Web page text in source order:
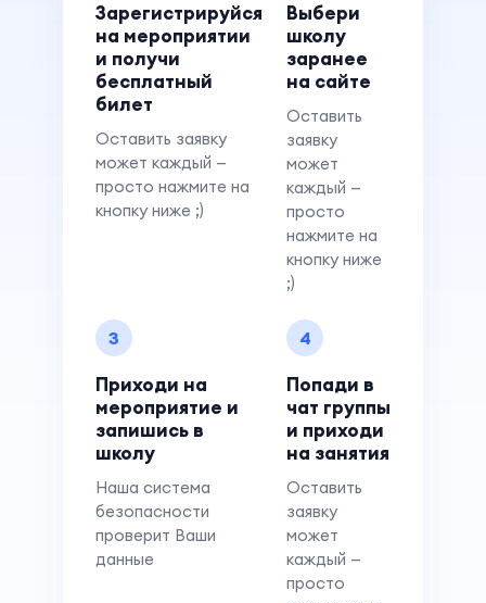
Зарегистрируйся
на мероприятии
и получи
бесплатный
билет
Оставить заявку
может каждый —
просто нажмите на
кнопку ниже ;)
Выбери
школу
заранее
на сайте
Оставить
заявку
может
каждый —
просто
нажмите на
кнопку ниже
;)
3
Приходи на
мероприятие и
запишись в
школу
Наша система
безопасности
проверит Ваши
данные
4
Попади в
чат группы
и приходи
на занятия
Оставить
заявку
может
каждый —
просто